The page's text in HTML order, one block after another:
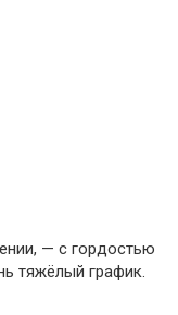
— с гордостью
тяжёлый график.